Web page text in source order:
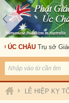
CHÂU Trụ sở Giáo
› LỄ HIỆP KỴ